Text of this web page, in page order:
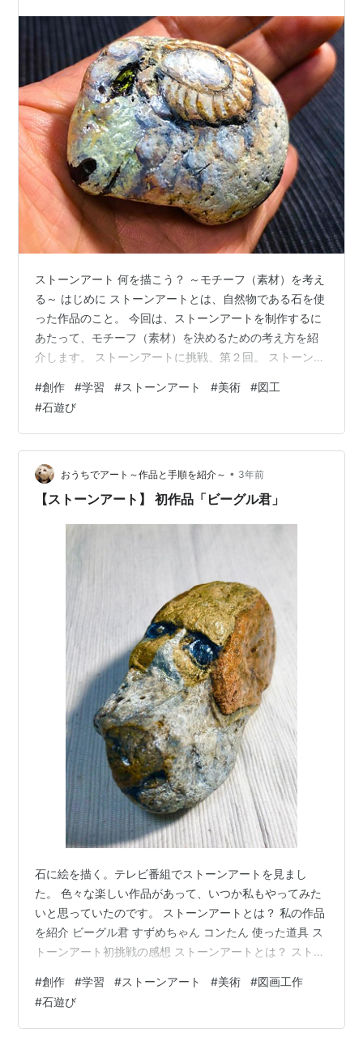
ストーンアート 何を描こう？ ～モチーフ（素材）を考え
る～ はじめに ストーンアートとは、自然物である石を使
った作品のこと。 今回は、ストーンアートを制作するに
あたって、モチーフ（素材）を決めるための考え方を紹
介します。 ストーンアートに挑戦、第２回。 ストーンア
めに モチーフ（素材）を決めるための考え方 モチーフ
（素材）にはどんなものがあるか モチーフ（素材）の探
し方 作品紹介 羊 らっこ 猫 感想 まとめ モチーフ（素
材）を決めるための考え方 作品のモチーフは、自然物で
ある石の形そのものから発想することが出来る。 石には
いろいろな形、色…
#創作 #学習 #ストーンアート #美術 #図工
#石遊び
おうちでアート～作品と手順を紹介～ • 3年前
【ストーンアート】 初作品「ビーグル君」
石に絵を描く。テレビ番組でストーンアートを見まし
た。 色々な楽しい作品があって、いつか私もやってみた
いと思っていたのです。 ストーンアートとは？ 私の作品
を紹介 ビーグル君 すずめちゃん コンたん 使った道具 ス
トーンアート初挑戦の感想 ストーンアートとは？ ストー
私が小学生だった頃（４０年ほど前！）、図工の教科書
に「河原への遠足で拾った石に絵を描いてみよう」とい
うページがあったように思う。とても興味をもったが、
#創作 #学習 #ストーンアート #美術 #図画工作
#石遊び